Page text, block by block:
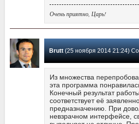
Очень приятно, Царь!
Brutt(25 ноября 2014 21:24)
Из множества
эта программа
Конечный результат
соответствует её
предназначению. При
невзрачном интерфейсе,